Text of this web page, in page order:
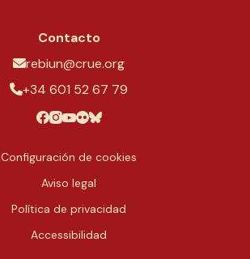
Contacto
rebiun@crue.org
+34 601 52 67 79
Configuración de cookies
Aviso legal
Política de privacidad
Accessibilidad